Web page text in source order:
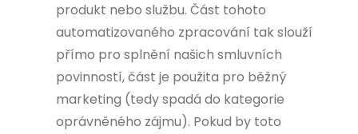
produkt nebo službu. Část tohoto
automatizovaného zpracování tak slouží
přímo pro splnění našich smluvních
povinností, část je použita pro běžný
marketing (tedy spadá do kategorie
oprávněného zájmu). Pokud by toto